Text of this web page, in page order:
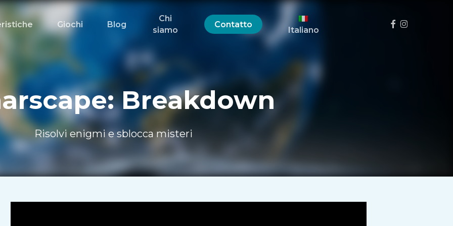
Giochi Blog
Chi
siamo
Contatto
Italiano
Facebook
Instagram
Breakdown
Risolvi enigmi e sblocca misteri